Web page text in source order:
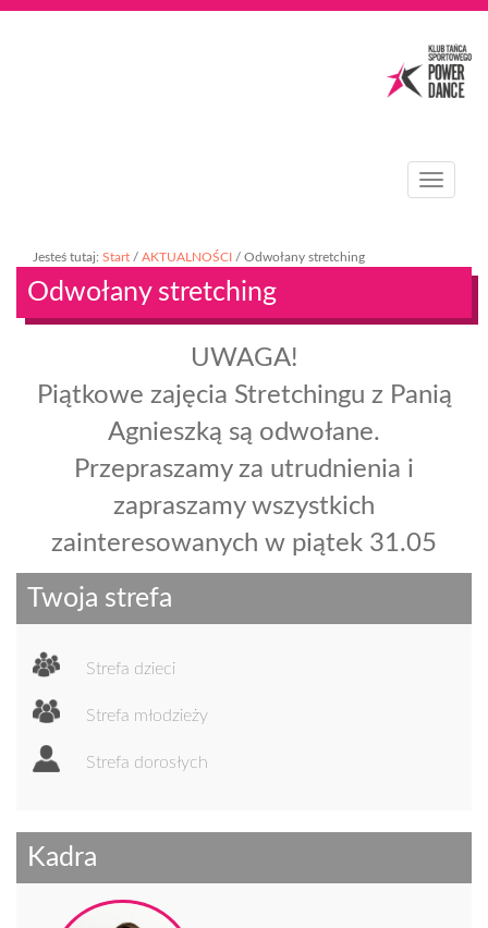
T
l
g
Jesteś tutaj: Start / AKTUALNOŚCI / Odwołany stretching
Odwołany stretching
UWAGA!
Piątkowe zajęcia Stretchingu z Panią
Agnieszką są odwołane.
Przepraszamy za utrudnienia i
zapraszamy wszystkich
zainteresowanych w piątek 31.05
Twoja strefa
Strefa dzieci
Strefa młodzieży
Strefa dorosłych
Kadra